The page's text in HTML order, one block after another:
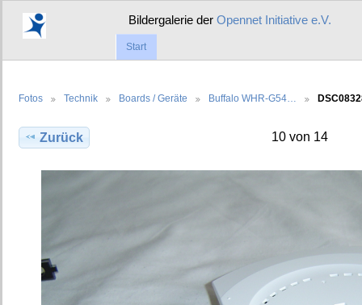
Bildergalerie derOpennet Initiative e.V.
Start
Fotos Technik Boards / Geräte Buffalo WHR-G54…
Zurück 10 von 14